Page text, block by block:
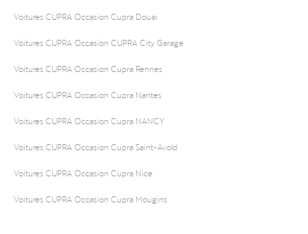
Voitures CUPRA Occasion Cupra Douai
Voitures CUPRA Occasion CUPRA City Garage
Voitures CUPRA Occasion Cupra Rennes
Voitures CUPRA Occasion Cupra Nantes
Voitures CUPRA Occasion Cupra NANCY
Voitures CUPRA Occasion Cupra Saint-Avold
Voitures CUPRA Occasion Cupra Nice
Voitures CUPRA Occasion Cupra Mougins